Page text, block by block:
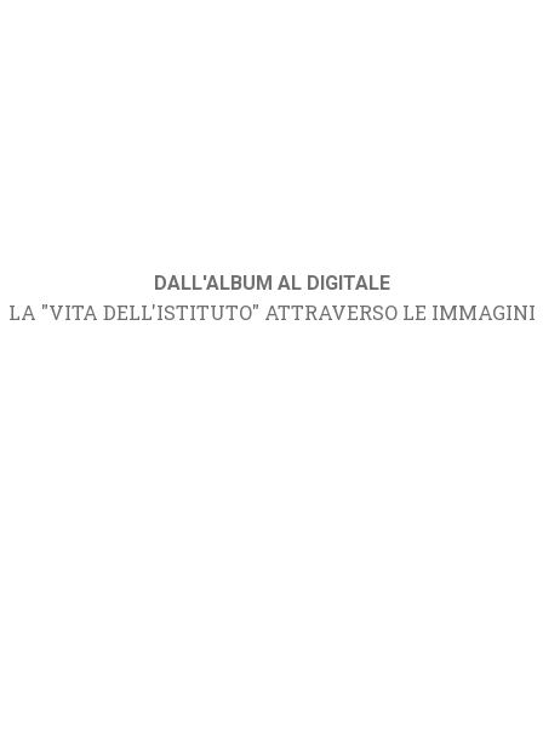
DALL'ALBUM AL DIGITALE
LA "VITA DELL'ISTITUTO" ATTRAVERSO LE IMMAGINI